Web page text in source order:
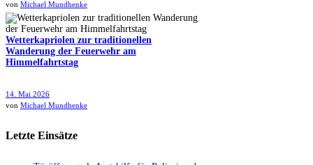
von Michael Mundhenke
Wetterkapriolen zur traditionellen
Wanderung der Feuerwehr am
Himmelfahrtstag
14. Mai 2026
von Michael Mundhenke
Letzte Einsätze